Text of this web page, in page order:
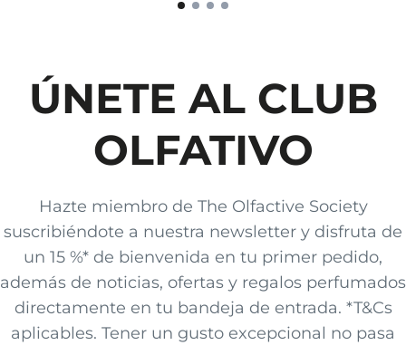
ÚNETE AL CLUB
OLFATIVO
Hazte miembro de The Olfactive Society
suscribiéndote a nuestra newsletter y disfruta de
un 15 %* de bienvenida en tu primer pedido,
además de noticias, ofertas y regalos perfumados
directamente en tu bandeja de entrada. *T&Cs
aplicables. Tener un gusto excepcional no pasa